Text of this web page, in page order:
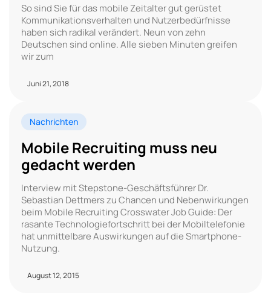
So sind Sie für das mobile Zeitalter gut gerüstet
Kommunikationsverhalten und Nutzerbedürfnisse
haben sich radikal verändert. Neun von zehn
Deutschen sind online. Alle sieben Minuten greifen
wir zum
Juni 21, 2018
Nachrichten
Mobile Recruiting muss neu
gedacht werden
Interview mit Stepstone-Geschäftsführer Dr.
Sebastian Dettmers zu Chancen und Nebenwirkungen
beim Mobile Recruiting Crosswater Job Guide: Der
rasante Technologiefortschritt bei der Mobiltelefonie
hat unmittelbare Auswirkungen auf die Smartphone-
Nutzung.
August 12, 2015